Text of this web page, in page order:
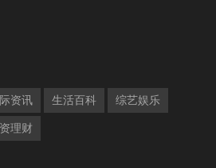
资讯 生活百科 综艺娱乐
理财